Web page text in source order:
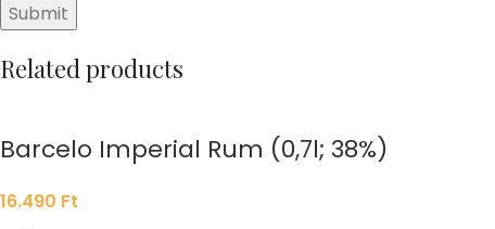
Related products
Barcelo Imperial Rum (0,7l; 38%)
16.490 Ft